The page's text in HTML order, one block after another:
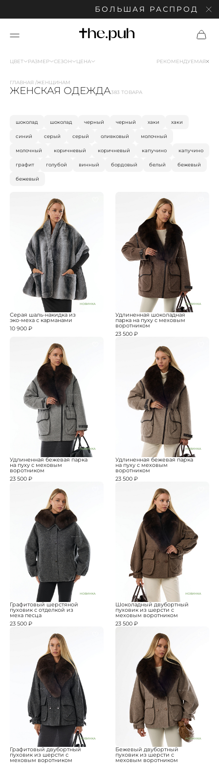
БОЛЬШАЯ РАСПРОДАЖА:
ЦВЕТ РАЗМЕР СЕЗОН ЦЕНА РЕКОМЕНДУЕМАЯ
ГЛАВНАЯ ЖЕНЩИНАМ
ЖЕНСКАЯ ОДЕЖДА383 ТОВАРА
шоколад шоколад черный черный хаки хаки
синий серый серый оливковый молочный
молочный коричневый коричневый капучино капучино
графит голубой винный бордовый белый бежевый
бежевый
НОВИНКА
Серая шаль-накидка из
эко-меха с карманами
10 900 ₽
НОВИНКА
Удлиненная шоколадная
парка на пуху с меховым
воротником
23 500 ₽
НОВИНКА
Удлиненная бежевая парка
на пуху с меховым
воротником
23 500 ₽
НОВИНКА
Удлиненная бежевая парка
на пуху с меховым
воротником
23 500 ₽
НОВИНКА
Графитовый шерстяной
пуховик с отделкой из
меха песца
23 500 ₽
НОВИНКА
Шоколадный двубортный
пуховик из шерсти с
меховым воротником
23 500 ₽
НОВИНКА
Графитовый двубортный
пуховик из шерсти с
меховым воротником
НОВИНКА
Бежевый двубортный
пуховик из шерсти с
меховым воротником